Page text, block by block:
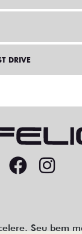
DRIVE
Seu bem